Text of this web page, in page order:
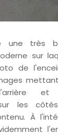
une très
sur
de
et
les
À